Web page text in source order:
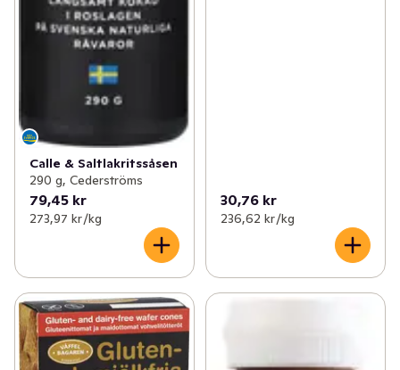
Calle & Saltlakritssåsen
290 g, Cederströms
79,45 kr
273,97 kr /kg
30,76 kr
236,62 kr /kg